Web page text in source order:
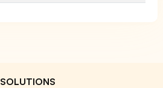
SOLUTIONS